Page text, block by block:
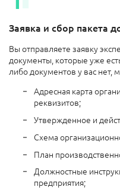
Заявка и сбор пакета
Вы отправляете заявку
документы, которые уже
либо документов у вас
Адресная карта
реквизитов;
Утвержденное и
Схема
План
Должностные
предприятия;